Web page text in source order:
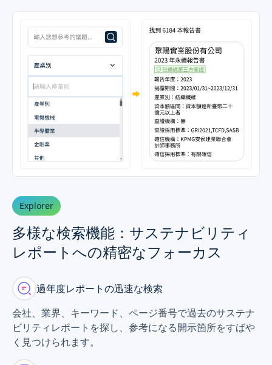
Explorer
多様な検索機能：サステナビリティ
レポートへの精密なフォーカス
過年度レポートの迅速な検索
会社、業界、キーワード、ページ番号で過去のサステナ
ビリティレポートを探し、参考になる開示箇所をすばや
く見つけられます。